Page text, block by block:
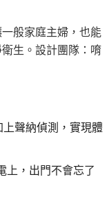
般家庭主婦，也能
生。設計團隊：唷
聲納偵測，實現體
上，出門不會忘了